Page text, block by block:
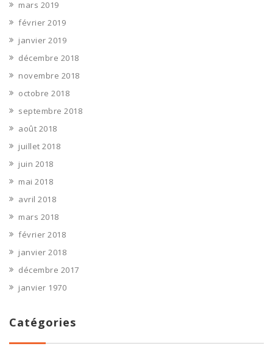
mars 2019
février 2019
janvier 2019
décembre 2018
novembre 2018
octobre 2018
septembre 2018
août 2018
juillet 2018
juin 2018
mai 2018
avril 2018
mars 2018
février 2018
janvier 2018
décembre 2017
janvier 1970
Catégories